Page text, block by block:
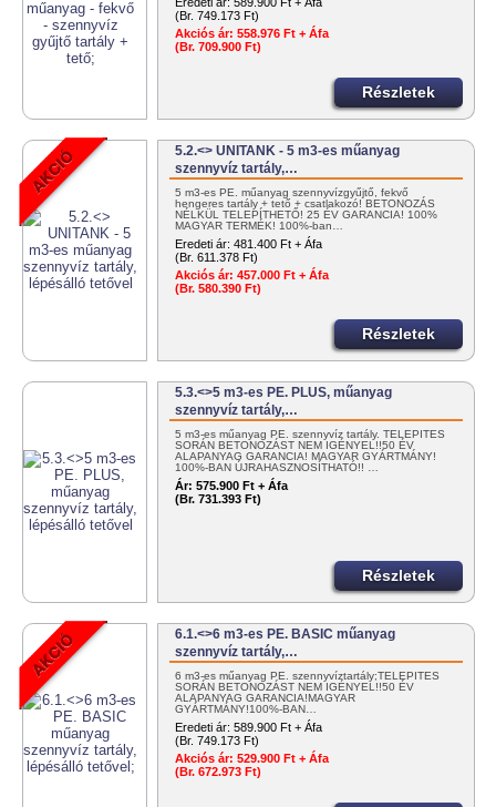
(Br. 749.173 Ft)
Akciós ár: 558.976 Ft + Áfa
(Br. 709.900 Ft)
Részletek
5.2.<> UNITANK - 5 m3-es műanyag
szennyvíz tartály,…
5 m3-es PE. műanyag szennyvízgyűjtő, fekvő
hengeres tartály + tető + csatlakozó! BETONOZÁS
NÉLKÜL TELEPÍTHETŐ! 25 ÉV GARANCIA! 100%
MAGYAR TERMÉK! 100%-ban…
Eredeti ár: 481.400 Ft + Áfa
(Br. 611.378 Ft)
Akciós ár: 457.000 Ft + Áfa
(Br. 580.390 Ft)
Részletek
5.3.<>5 m3-es PE. PLUS, műanyag
szennyvíz tartály,…
5 m3-es műanyag PE. szennyvíz tartály. TELEPÍTÉS
SORÁN BETONOZÁST NEM IGÉNYEL!!50 ÉV
ALAPANYAG GARANCIA! MAGYAR GYÁRTMÁNY!
100%-BAN ÚJRAHASZNOSÍTHATÓ!! …
Ár: 575.900 Ft + Áfa
(Br. 731.393 Ft)
Részletek
6.1.<>6 m3-es PE. BASIC műanyag
szennyvíz tartály,…
6 m3-es műanyag PE. szennyvíztartály;TELEPÍTÉS
SORÁN BETONOZÁST NEM IGÉNYEL!!50 ÉV
ALAPANYAG GARANCIA!MAGYAR
GYÁRTMÁNY!100%-BAN…
Eredeti ár: 589.900 Ft + Áfa
(Br. 749.173 Ft)
Akciós ár: 529.900 Ft + Áfa
(Br. 672.973 Ft)